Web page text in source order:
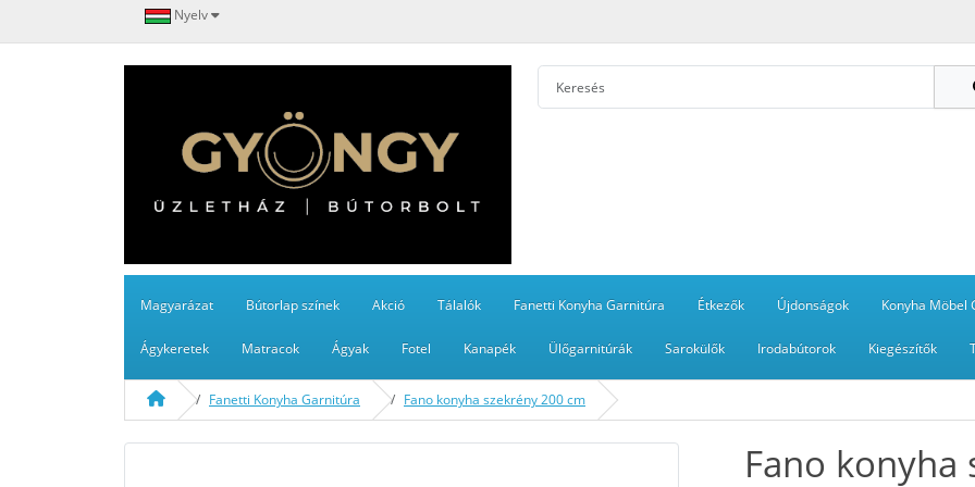
Nyelv
Magyarázat Bútorlap színek Akció Tálalók Fanetti Konyha Garnitúra Étkezők Újdonságok Konyha Möbel
Ágykeretek Matracok Ágyak Fotel Kanapék Ülőgarnitúrák Sarokülők Irodabútorok Kiegészítők
Fanetti Konyha Garnitúra Fano konyha szekrény 200 cm
Fano konyha